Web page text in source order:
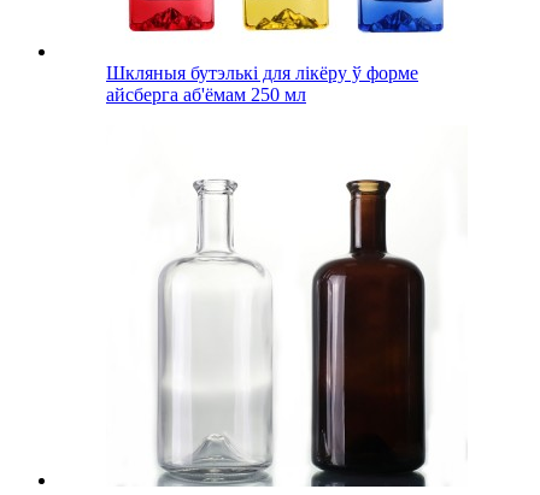
Шкляныя бутэлькі для лікёру ў форме
айсберга аб'ёмам 250 мл